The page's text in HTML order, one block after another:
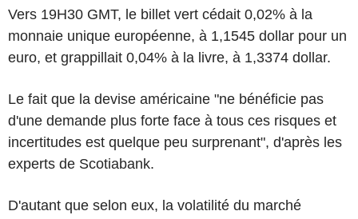
Vers 19H30 GMT, le billet vert cédait 0,02% à la
monnaie unique européenne, à 1,1545 dollar pour un
euro, et grappillait 0,04% à la livre, à 1,3374 dollar.
Le fait que la devise américaine "ne bénéficie pas
d'une demande plus forte face à tous ces risques et
incertitudes est quelque peu surprenant", d'après les
experts de Scotiabank.
D'autant que selon eux, la volatilité du marché